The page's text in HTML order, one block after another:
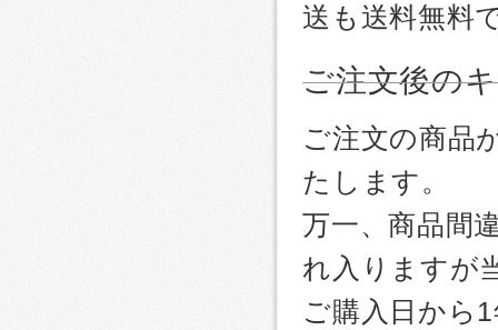
送も送料無料
ご注文後の
ご注文の商品
たします。
万一、商品間
れ入りますが
ご購入日から